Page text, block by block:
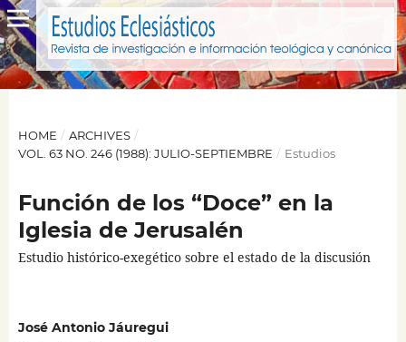
HOME / ARCHIVES /
VOL. 63 NO. 246 (1988): JULIO-SEPTIEMBRE / Estudios
Función de los “Doce” en la
Iglesia de Jerusalén
Estudio histórico-exegético sobre el estado de la discusión
José Antonio Jáuregui